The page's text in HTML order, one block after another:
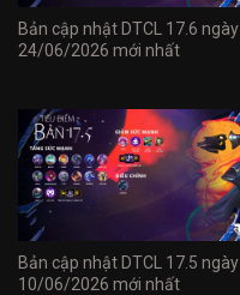
Bản cập nhật DTCL 17.6 ngày
24/06/2026 mới nhất
Bản cập nhật DTCL 17.5 ngày
10/06/2026 mới nhất